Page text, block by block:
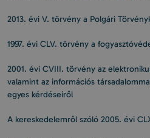
2013. évi V. törvény a Polgári
1997. évi CLV. törvény a
2001. évi CVIII. törvény az
valamint az információs
egyes kérdéseiről
A kereskedelemről szóló 2005. évi